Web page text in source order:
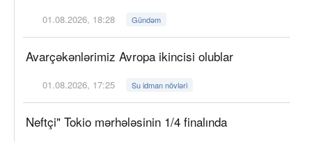
01.08.2026, 18:28 Gündəm
Avarçəkənlərimiz Avropa ikincisi olublar
01.08.2026, 17:25 Su idman növləri
Neftçi" Tokio mərhələsinin 1/4 finalında